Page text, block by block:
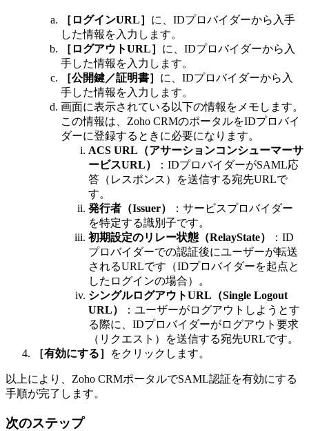
［ログインURL］ に、IDプロバイダーから入手
した情報を入力します。
［ログアウトURL］ に、IDプロバイダーから入
手した情報を入力します。
［公開鍵／証明書］ に、IDプロバイダーから入
手した情報を入力します。
画面に表示されている以下の情報をメモします。
この情報は、Zoho CRMのポータルをIDプロバイ
ダーに登録するときに必要になります。
ACS URL（アサーションコンシューマーサ
ービスURL）
：IDプロバイダーがSAML応
答（レスポンス）を送信する宛先URLで
す。
発行者（Issuer）
：サービスプロバイダー
を特定する識別子です。
初期設定のリレー状態（RelayState）
：ID
プロバイダーでの認証後にユーザーが転送
されるURLです（IDプロバイダーを起点と
したログインの場合）。
シングルログアウトURL（Single Logout
URL）
：ユーザーがログアウトしようとす
る際に、IDプロバイダーがログアウト要求
（リクエスト）を送信する宛先URLです。
［有効にする］
をクリックします。
以上により、Zoho CRMポータルでSAML認証を有効にする
手順が完了します。
次のステップ